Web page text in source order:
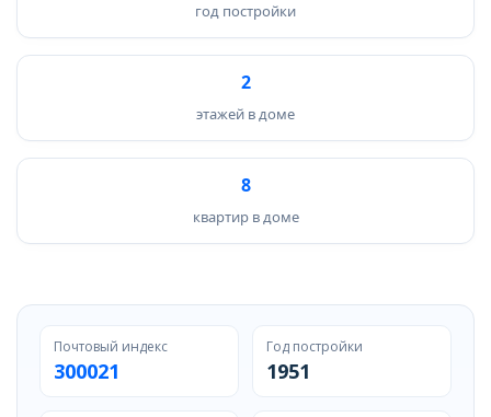
год постройки
2
этажей в доме
8
квартир в доме
Почтовый индекс
300021
Год постройки
1951